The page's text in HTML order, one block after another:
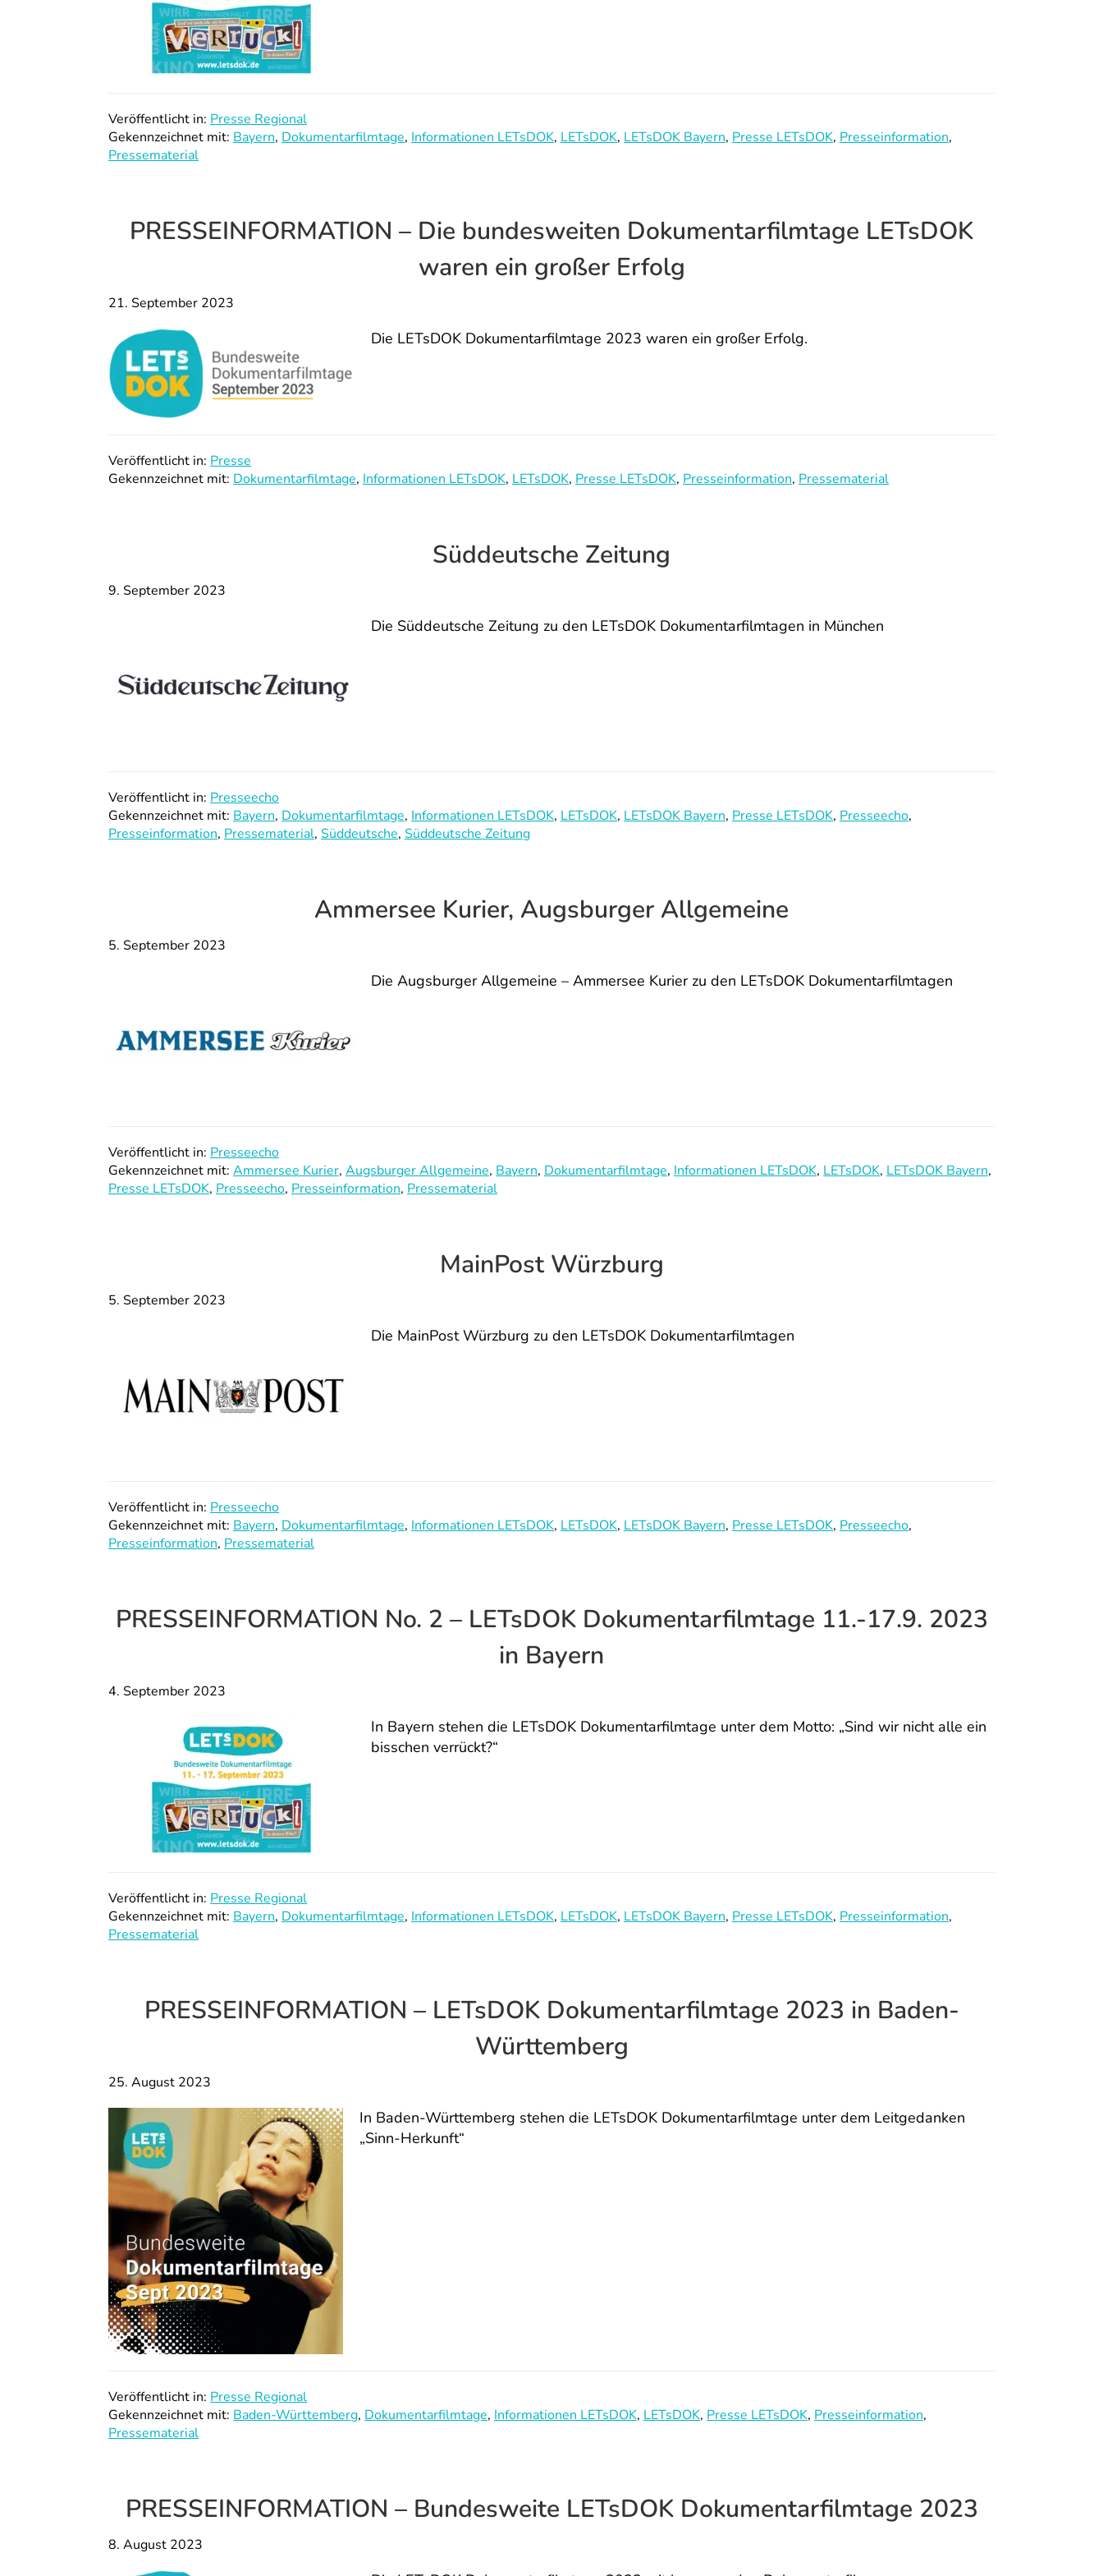
Veröffentlicht in: Presse Regional
Gekennzeichnet mit: Bayern, Dokumentarfilmtage, Informationen LETsDOK, LETsDOK, LETsDOK Bayern, Presse LETsDOK, Presseinformation,
Pressematerial
PRESSEINFORMATION – Die bundesweiten Dokumentarfilmtage LETsDOK
waren ein großer Erfolg
21. September 2023
Die LETsDOK Dokumentarfilmtage 2023 waren ein großer Erfolg.
Veröffentlicht in: Presse
Gekennzeichnet mit: Dokumentarfilmtage, Informationen LETsDOK, LETsDOK, Presse LETsDOK, Presseinformation, Pressematerial
Süddeutsche Zeitung
9. September 2023
Die Süddeutsche Zeitung zu den LETsDOK Dokumentarfilmtagen in München
Veröffentlicht in: Presseecho
Gekennzeichnet mit: Bayern, Dokumentarfilmtage, Informationen LETsDOK, LETsDOK, LETsDOK Bayern, Presse LETsDOK, Presseecho,
Presseinformation, Pressematerial, Süddeutsche, Süddeutsche Zeitung
Ammersee Kurier, Augsburger Allgemeine
5. September 2023
Die Augsburger Allgemeine – Ammersee Kurier zu den LETsDOK Dokumentarfilmtagen
Veröffentlicht in: Presseecho
Gekennzeichnet mit: Ammersee Kurier, Augsburger Allgemeine, Bayern, Dokumentarfilmtage, Informationen LETsDOK, LETsDOK, LETsDOK Bayern,
Presse LETsDOK, Presseecho, Presseinformation, Pressematerial
MainPost Würzburg
5. September 2023
Die MainPost Würzburg zu den LETsDOK Dokumentarfilmtagen
Veröffentlicht in: Presseecho
Gekennzeichnet mit: Bayern, Dokumentarfilmtage, Informationen LETsDOK, LETsDOK, LETsDOK Bayern, Presse LETsDOK, Presseecho,
Presseinformation, Pressematerial
PRESSEINFORMATION No. 2 – LETsDOK Dokumentarfilmtage 11.-17.9. 2023
in Bayern
4. September 2023
In Bayern stehen die LETsDOK Dokumentarfilmtage unter dem Motto: „Sind wir nicht alle ein
bisschen verrückt?“
Veröffentlicht in: Presse Regional
Gekennzeichnet mit: Bayern, Dokumentarfilmtage, Informationen LETsDOK, LETsDOK, LETsDOK Bayern, Presse LETsDOK, Presseinformation,
Pressematerial
PRESSEINFORMATION – LETsDOK Dokumentarfilmtage 2023 in Baden-
Württemberg
25. August 2023
In Baden-Württemberg stehen die LETsDOK Dokumentarfilmtage unter dem Leitgedanken
„Sinn-Herkunft“
Veröffentlicht in: Presse Regional
Gekennzeichnet mit: Baden-Württemberg, Dokumentarfilmtage, Informationen LETsDOK, LETsDOK, Presse LETsDOK, Presseinformation,
Pressematerial
PRESSEINFORMATION – Bundesweite LETsDOK Dokumentarfilmtage 2023
8. August 2023